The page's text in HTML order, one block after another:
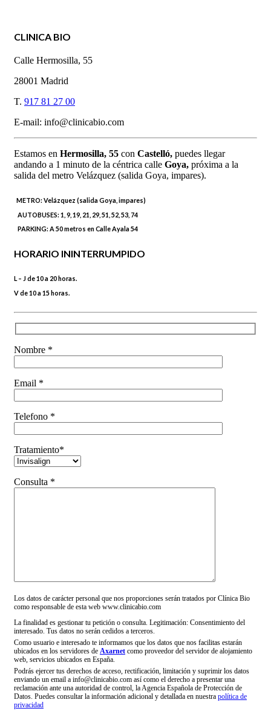
CLINICA BIO
Calle Hermosilla, 55
28001 Madrid
T. 917 81 27 00
E-mail: info@clinicabio.com
Estamos en Hermosilla, 55 con Castelló, puedes llegar
andando a 1 minuto de la céntrica calle Goya, próxima a la
salida del metro Velázquez (salida Goya, impares).
METRO:Velázquez (salida Goya, impares)
AUTOBUSES:1, 9, 19, 21, 29, 51, 52, 53, 74
PARKING:A 50 metros en Calle Ayala 54
HORARIO ININTERRUMPIDO
L – J de 10 a 20 horas.
V de 10 a 15 horas.
Nombre *
Email *
Telefono *
Tratamiento*
Consulta *
Los datos de carácter personal que nos proporciones serán tratados por Clínica Bio
como responsable de esta web www.clinicabio.com
La finalidad es gestionar tu petición o consulta. Legitimación: Consentimiento del
interesado. Tus datos no serán cedidos a terceros.
Como usuario e interesado te informamos que los datos que nos facilitas estarán
ubicados en los servidores de Axarnet como proveedor del servidor de alojamiento
web, servicios ubicados en España.
Podrás ejercer tus derechos de acceso, rectificación, limitación y suprimir los datos
enviando un email a info@clinicabio.com así como el derecho a presentar una
reclamación ante una autoridad de control, la Agencia Española de Protección de
Datos. Puedes consultar la información adicional y detallada en nuestra política de
privacidad